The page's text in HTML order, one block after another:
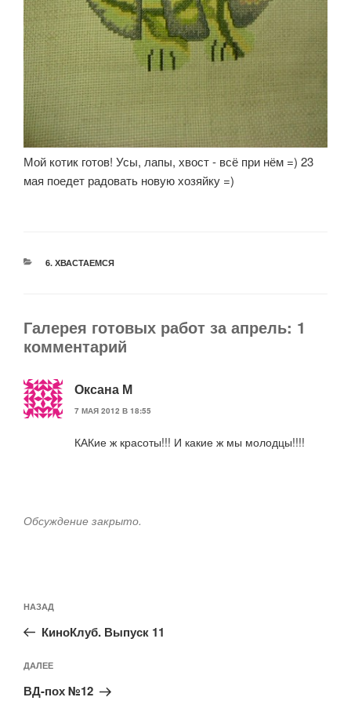
Мой котик готов! Усы, лапы, хвост - всё при нём =) 23
мая поедет радовать новую хозяйку =)
РУБРИКИ
6. ХВАСТАЕМСЯ
Галерея готовых работ за апрель: 1
комментарий
Оксана М
7 МАЯ 2012 В 18:55
КАКие ж красоты!!! И какие ж мы молодцы!!!!
Обсуждение закрыто.
по
записям
Предыдущая
запись:
НАЗАД
КиноКлуб. Выпуск 11
Следующая
запись
ДАЛЕЕ
ВД-пох №12